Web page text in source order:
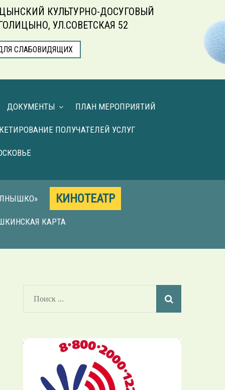
КУЛЬТУРНО-ДОСУГОВЫЙ
УЛ.СОВЕТСКАЯ 52
СЛАБОВИДЯЩИХ
ДОКУМЕНТЫ ПЛАН МЕРОПРИЯТИЙ
ПОЛУЧАТЕЛЕЙ УСЛУГ
КИНОТЕАТР
КАРТА